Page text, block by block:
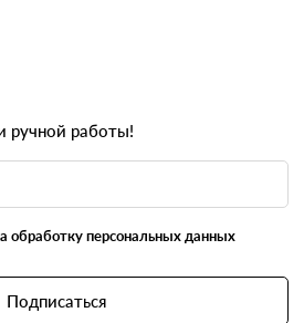
ручной работы!
обработку персональных данных
Подписаться